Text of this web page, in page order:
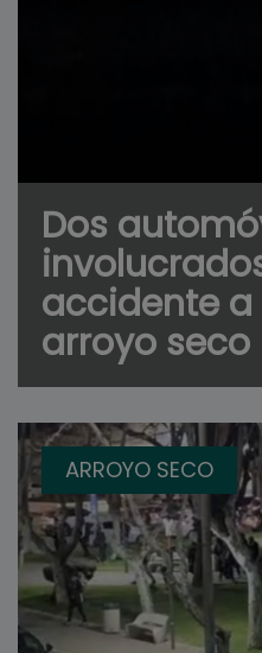
Dos
accidente
arroyo seco
ARROYO SECO